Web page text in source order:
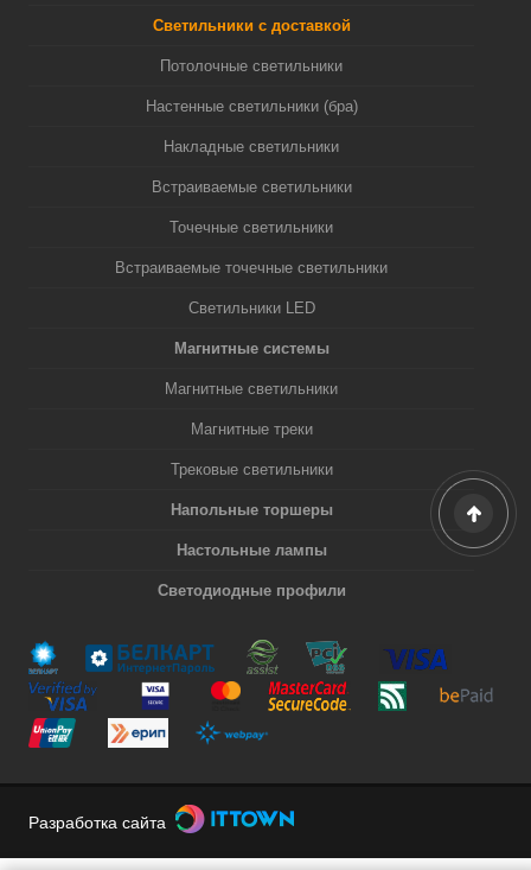
Светильники с доставкой
Потолочные светильники
Настенные светильники (бра)
Накладные светильники
Встраиваемые светильники
Точечные светильники
Встраиваемые точечные светильники
Светильники LED
Магнитные системы
Магнитные светильники
Магнитные треки
Трековые светильники
Напольные торшеры
Настольные лампы
Светодиодные профили
Разработка сайта